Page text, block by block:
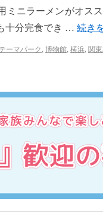
ミニラーメンがオス
十分完食でき … 続き
ーマパーク, 博物館, 横浜, 関